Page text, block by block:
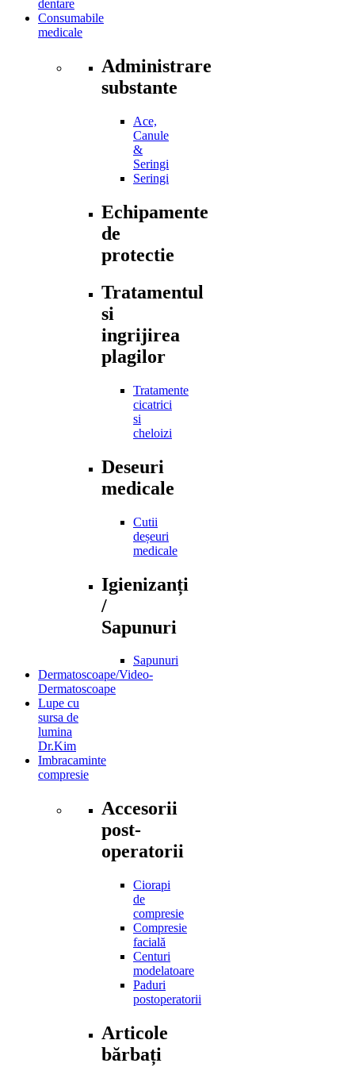
dentare
Consumabile
medicale
Administrare
substante
Ace,
Canule
&
Seringi
Seringi
Echipamente
de
protectie
Tratamentul
si
ingrijirea
plagilor
Tratamente
cicatrici
si
cheloizi
Deseuri
medicale
Cutii
deșeuri
medicale
Igienizanți
/
Sapunuri
Sapunuri
Dermatoscoape/Video-
Dermatoscoape
Lupe cu
sursa de
lumina
Dr.Kim
Imbracaminte
compresie
Accesorii
post-
operatorii
Ciorapi
de
compresie
Compresie
facială
Centuri
modelatoare
Paduri
postoperatorii
Articole
bărbați